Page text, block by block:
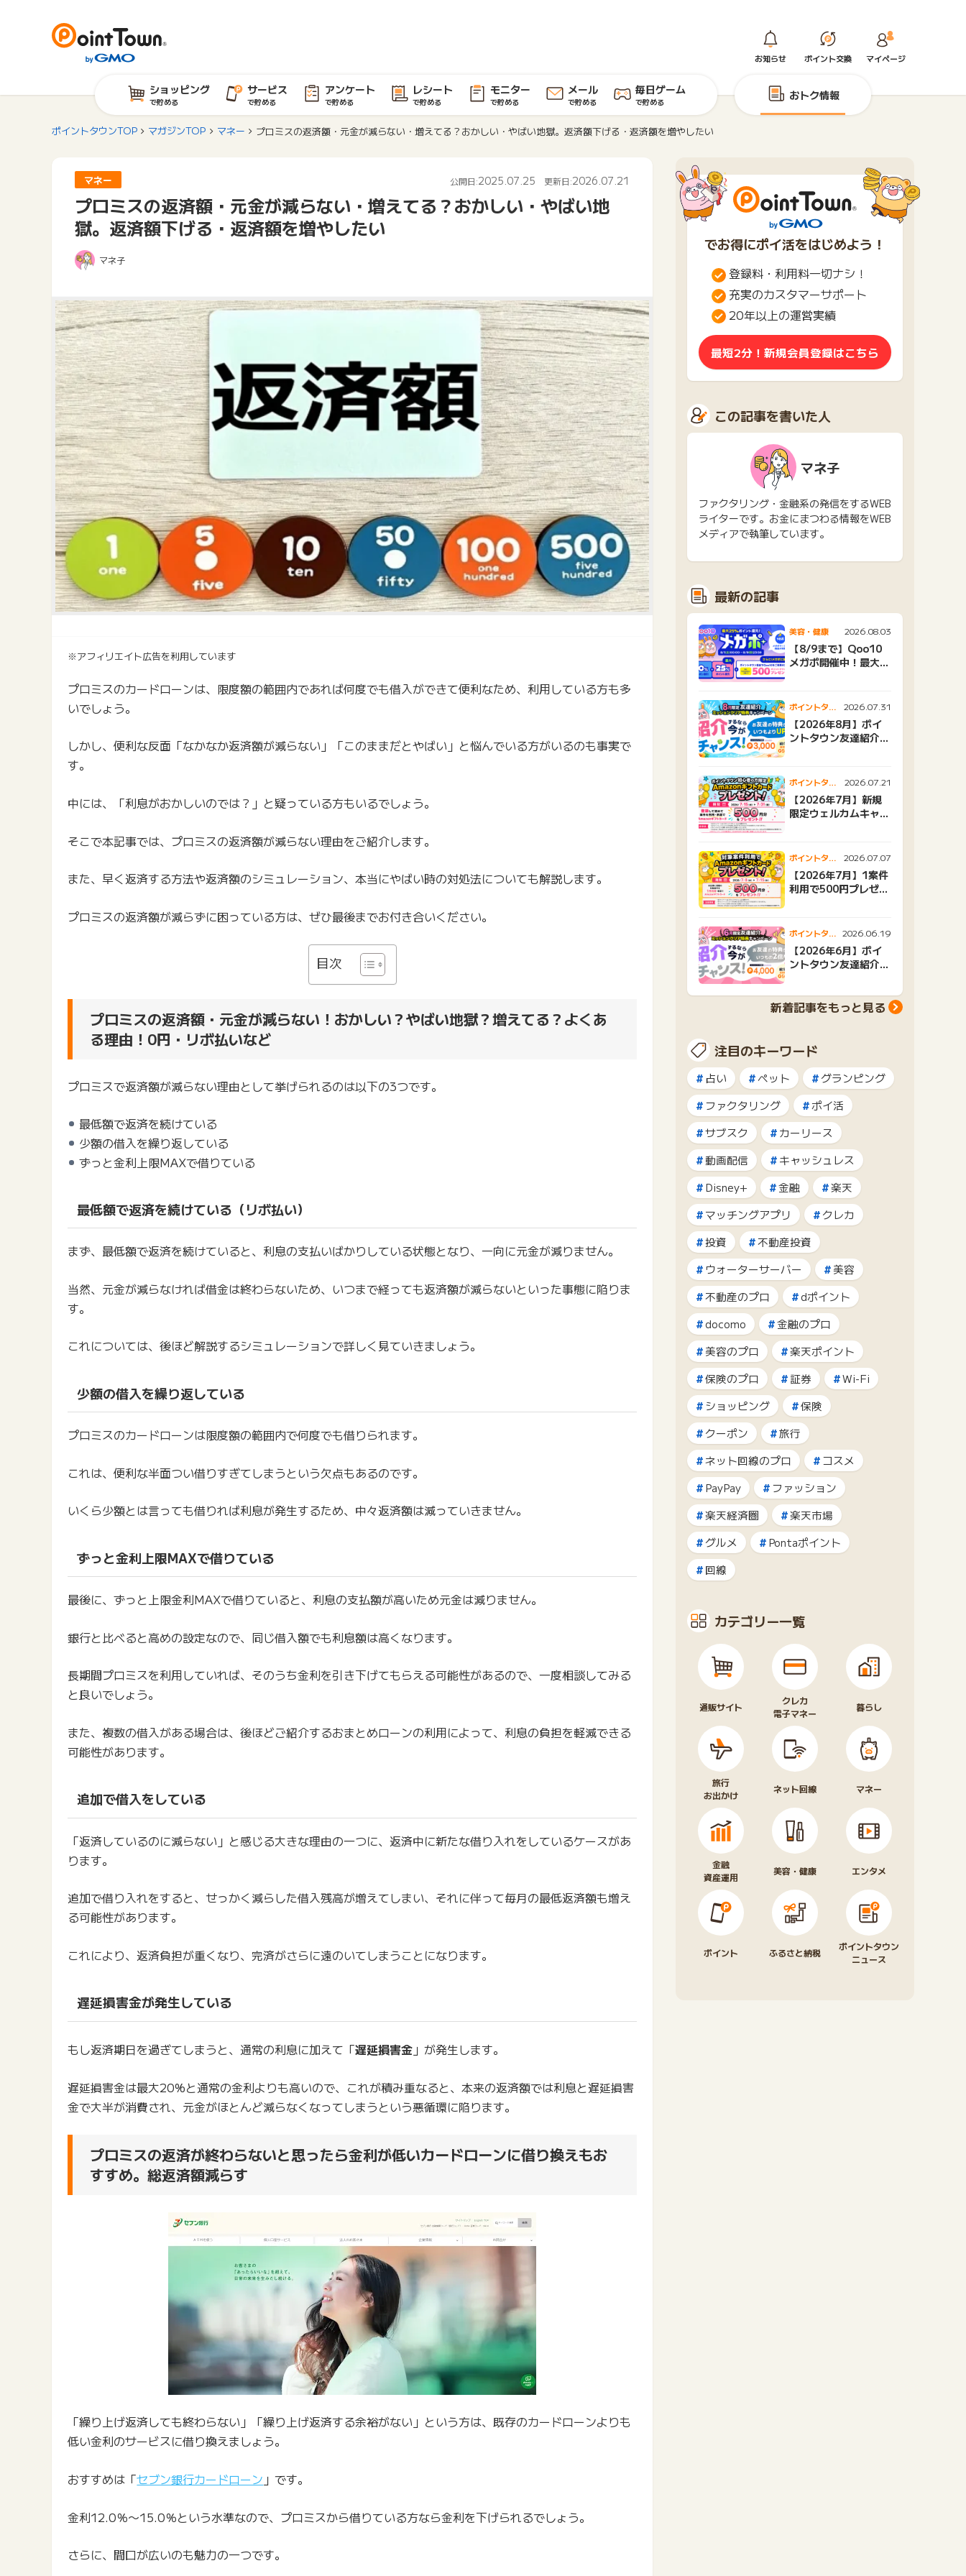
お知らせ ポイント交換 マイページ
ショッピング
で貯める
サービス
で貯める
アンケート
で貯める
レシート
で貯める
モニター
で貯める
メール
で貯める
毎日ゲーム
で貯める おトク情報
ポイントタウンTOP マガジンTOP マネー プロミスの返済額・元金が減らない・増えてる？おかしい・やばい地獄。返済額下げる・返済額を増やしたい
マネー 公開日:2025.07.25 更新日:2026.07.21
プロミスの返済額・元金が減らない・増えてる？おかしい・やばい地
獄。返済額下げる・返済額を増やしたい
マネ子
※アフィリエイト広告を利用しています
プロミスのカードローンは、限度額の範囲内であれば何度でも借入ができて便利なため、利用している方も多
いでしょう。
しかし、便利な反面「なかなか返済額が減らない」「このままだとやばい」と悩んでいる方がいるのも事実で
す。
中には、「利息がおかしいのでは？」と疑っている方もいるでしょう。
そこで本記事では、プロミスの返済額が減らない理由をご紹介します。
また、早く返済する方法や返済額のシミュレーション、本当にやばい時の対処法についても解説します。
プロミスの返済額が減らずに困っている方は、ぜひ最後までお付き合いください。
目次
プロミスの返済額・元金が減らない！おかしい？やばい地獄？増えてる？よくあ
る理由！0円・リボ払いなど
プロミスで返済額が減らない理由として挙げられるのは以下の3つです。
最低額で返済を続けている
少額の借入を繰り返している
ずっと金利上限MAXで借りている
最低額で返済を続けている（リボ払い）
まず、最低額で返済を続けていると、利息の支払いばかりしている状態となり、一向に元金が減りません。
当然、元金が減らなければ借金は終わらないため、いつまで経っても返済額が減らないといった事態に陥りま
す。
これについては、後ほど解説するシミュレーションで詳しく見ていきましょう。
少額の借入を繰り返している
プロミスのカードローンは限度額の範囲内で何度でも借りられます。
これは、便利な半面つい借りすぎてしまうという欠点もあるのです。
いくら少額とは言っても借りれば利息が発生するため、中々返済額は減っていきません。
ずっと金利上限MAXで借りている
最後に、ずっと上限金利MAXで借りていると、利息の支払額が高いため元金は減りません。
銀行と比べると高めの設定なので、同じ借入額でも利息額は高くなります。
長期間プロミスを利用していれば、そのうち金利を引き下げてもらえる可能性があるので、一度相談してみる
と良いでしょう。
また、複数の借入がある場合は、後ほどご紹介するおまとめローンの利用によって、利息の負担を軽減できる
可能性があります。
追加で借入をしている
「返済しているのに減らない」と感じる大きな理由の一つに、返済中に新たな借り入れをしているケースがあ
ります。
追加で借り入れをすると、せっかく減らした借入残高が増えてしまい、それに伴って毎月の最低返済額も増え
る可能性があります。
これにより、返済負担が重くなり、完済がさらに遠のいてしまうことになります。
遅延損害金が発生している
もし返済期日を過ぎてしまうと、通常の利息に加えて「遅延損害金 」が発生します。
遅延損害金は最大20%と通常の金利よりも高いので、これが積み重なると、本来の返済額では利息と遅延損害
金で大半が消費され、元金がほとんど減らなくなってしまうという悪循環に陥ります。
プロミスの返済が終わらないと思ったら金利が低いカードローンに借り換えもお
すすめ。総返済額減らす
「繰り上げ返済しても終わらない」「繰り上げ返済する余裕がない」という方は、既存のカードローンよりも
低い金利のサービスに借り換えましょう。
おすすめは「セブン銀行カードローン 」です。
金利12.0％〜15.0％という水準なので、プロミスから借りている方なら金利を下げられるでしょう。
さらに、間口が広いのも魅力の一つです。
でお得にポイ活をはじめよう！
登録料・利用料一切ナシ！
充実のカスタマーサポート
20年以上の運営実績
最短2分！新規会員登録はこちら
この記事を書いた人
マネ子
ファクタリング・金融系の発信をするWEB
ライターです。お金にまつわる情報をWEB
メディアで執筆しています。
最新の記事
美容・健康 2026.08.03
【8/9まで】Qoo10
メガポ開催中！最大
ポイントタウ
ンニュース
2026.07.31
【2026年8月】ポイ
ントタウン友達紹介キ
ポイントタウ
ンニュース
2026.07.21
【2026年7月】新規
限定ウェルカムキャン
ポイントタウ
ンニュース
2026.07.07
【2026年7月】1案件
利用で500円プレゼン
ポイントタウ
ンニュース
2026.06.19
【2026年6月】ポイ
ントタウン友達紹介キ
新着記事をもっと見る
注目のキーワード
占い ペット
グランピング
ファクタリング
ポイ活
サブスク
カーリース
動画配信
キャッシュレス
Disney+
金融
楽天
マッチングアプリ
クレカ
投資
不動産投資
ウォーターサーバー
美容
不動産のプロ
dポイント
docomo
金融のプロ
美容のプロ
楽天ポイント
保険のプロ
証券
Wi-Fi
ショッピング
保険
クーポン
旅行
ネット回線のプロ
コスメ
PayPay
ファッション
楽天経済圏
楽天市場
グルメ
Pontaポイント
回線
カテゴリー一覧
通販サイト
クレカ
電子マネー
暮らし
旅行
お出かけ
ネット回線 マネー
金融
資産運用
美容・健康 エンタメ
ポイント ふるさと納税
ポイントタウン
ニュース